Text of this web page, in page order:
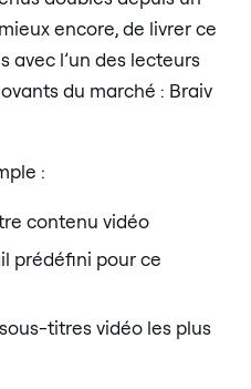
encore, de livrer ce
avec l’un des lecteurs
du marché : Braiv
:
contenu vidéo
prédéfini pour ce
titres vidéo les plus